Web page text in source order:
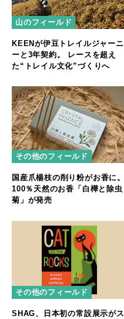
山のフィールド
KEENが伊豆トレイルジャーニ
ーと3年契約。 レースを超え
た“トレイル文化”づくりへ
その他のフィールド
国産爪楊枝の削り粉がお香に。
100％天然のお香「白樺と除虫
菊」が発売
その他のフィールド
SHAG、日本初の常設展示がス